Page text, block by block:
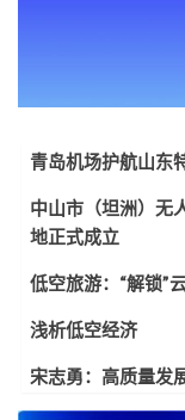
青岛机场护航山东
中山市（坦洲）无
地正式成立
低空旅游：“解锁”
浅析低空经济
宋志勇：高质量发